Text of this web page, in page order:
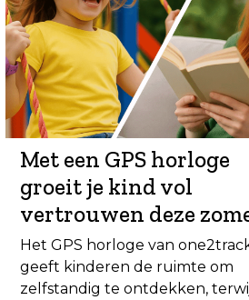
Met een GPS horloge
groeit je kind vol
vertrouwen deze
Het GPS horloge van
geeft kinderen de ruimte om
zelfstandig te ontdekken,